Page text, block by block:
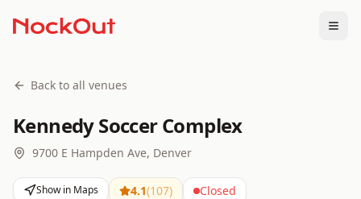
Back to all venues
Kennedy Soccer Complex
9700 E Hampden Ave, Denver
Show in Maps 4.1(107) Closed